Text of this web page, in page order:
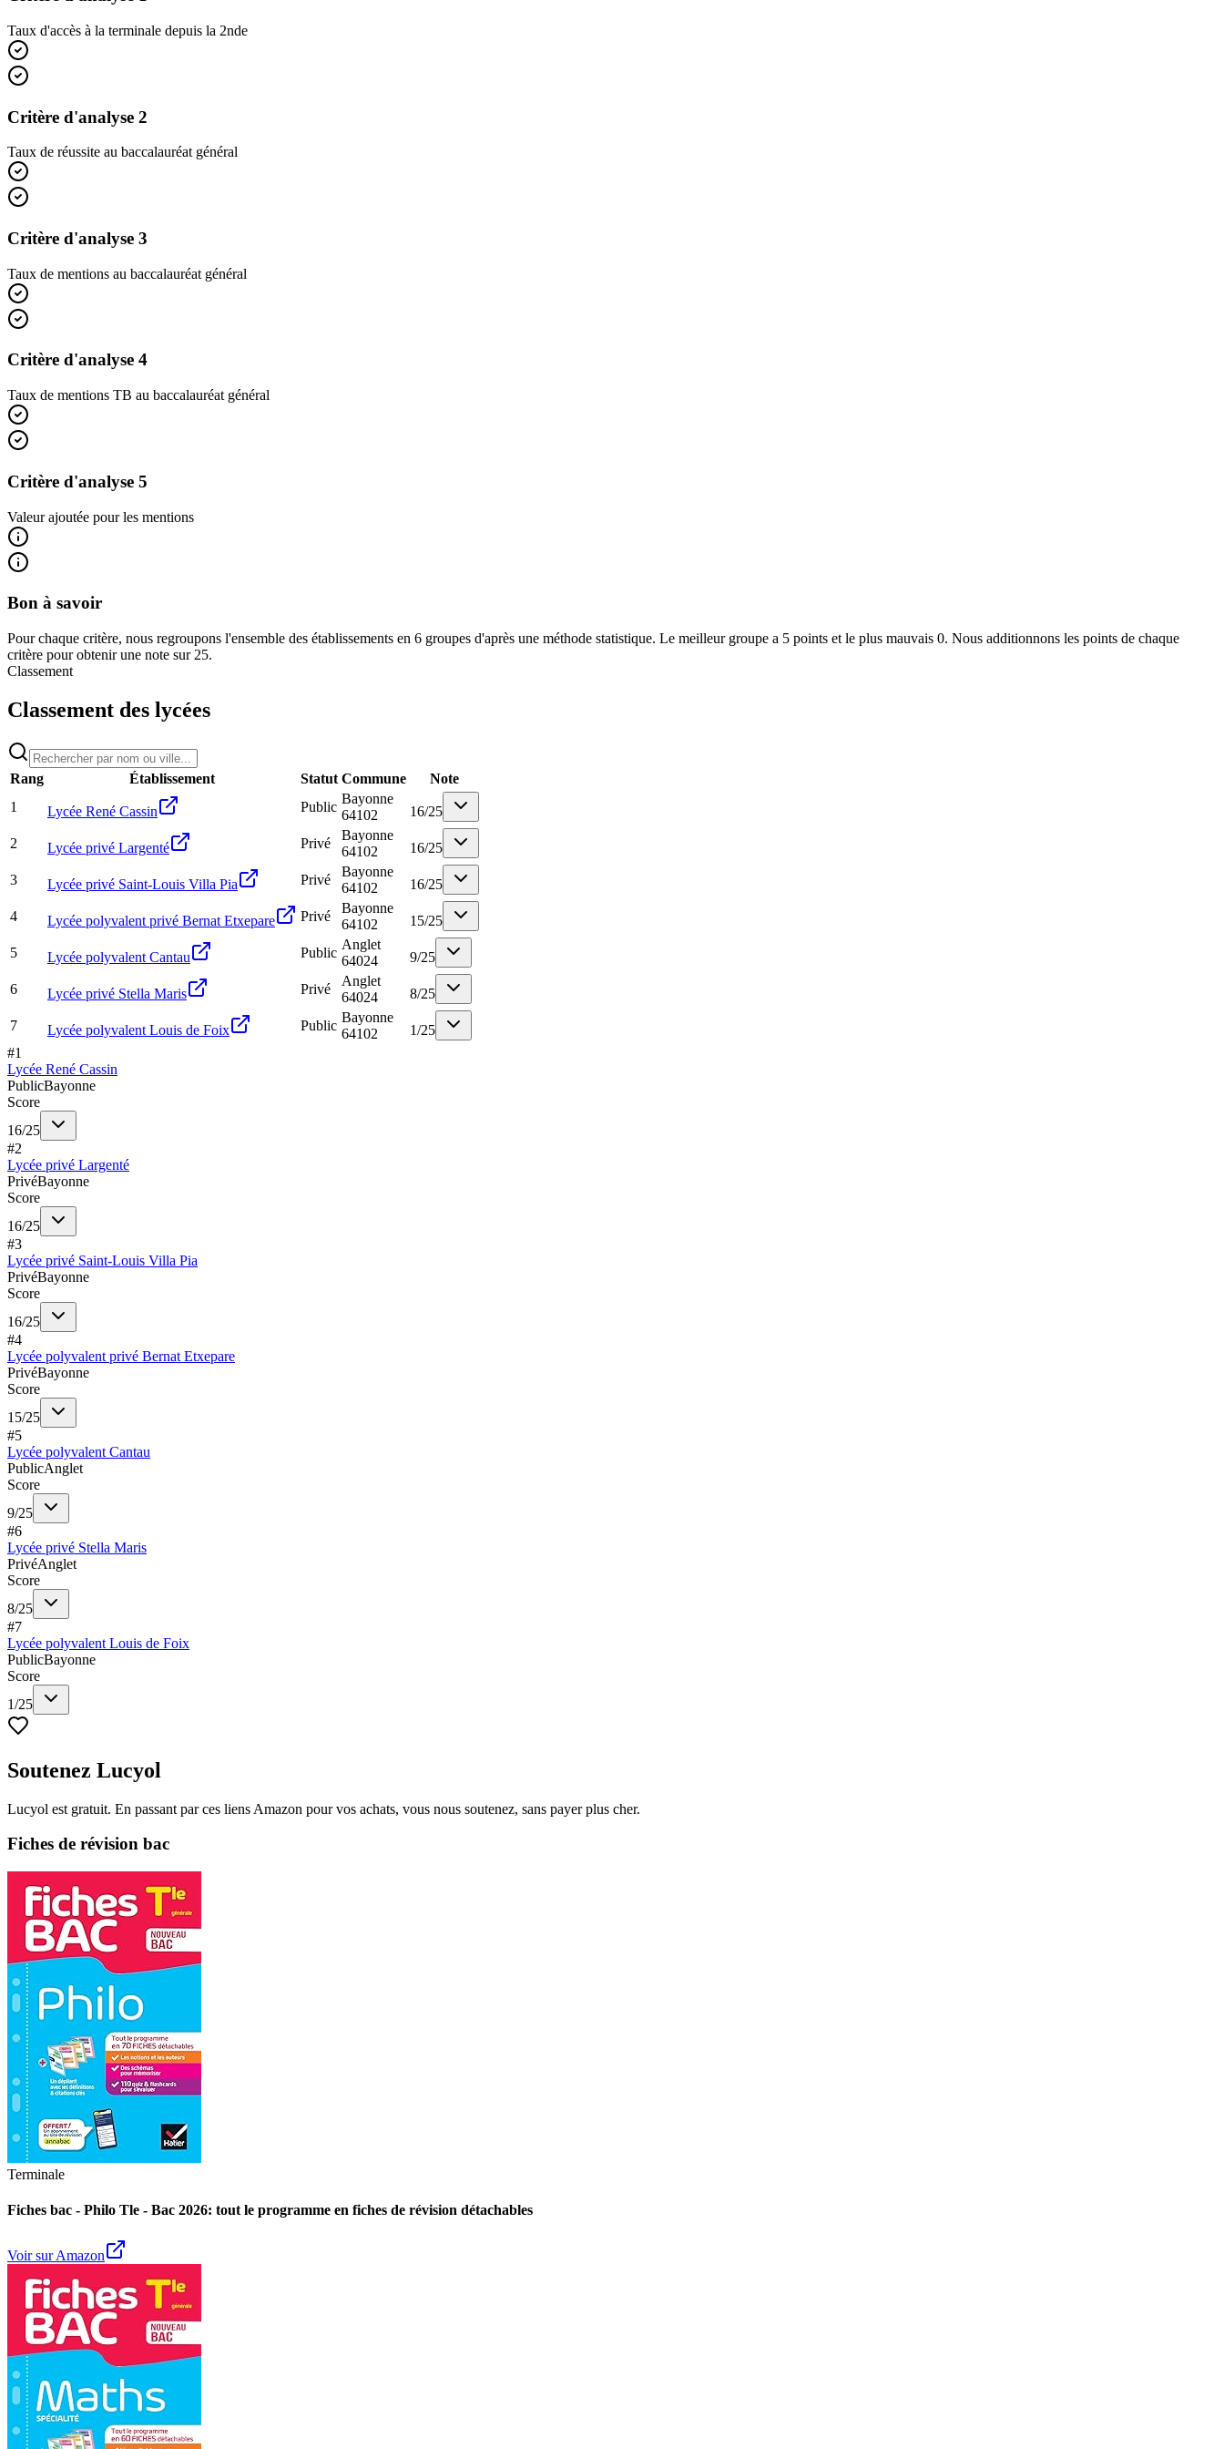
Taux d'accès à la terminale depuis la 2nde
Critère d'analyse 2
Taux de réussite au baccalauréat général
Critère d'analyse 3
Taux de mentions au baccalauréat général
Critère d'analyse 4
Taux de mentions TB au baccalauréat général
Critère d'analyse 5
Valeur ajoutée pour les mentions
Bon à savoir
Pour chaque critère, nous regroupons l'ensemble des établissements en 6 groupes d'après une méthode statistique. Le meilleur groupe a 5 points et le plus mauvais 0. Nous additionnons les points de chaque
critère pour obtenir une note sur 25.
Classement
Classement des lycées
Rang Établissement Statut Commune
Note
1
Lycée René Cassin Public
Bayonne
64102
16/25
2 Lycée privé Largenté Privé
Bayonne
64102
16/25
3 Lycée privé Saint-Louis Villa Pia Privé
Bayonne
64102
16/25
4 Lycée polyvalent privé Bernat Etxepare Privé
Bayonne
64102
15/25
5 Lycée polyvalent Cantau Public
Anglet
64024
9/25
6 Lycée privé Stella Maris Privé
Anglet
64024
8/25
7 Lycée polyvalent Louis de Foix Public
Bayonne
64102
1/25
#1
Lycée René Cassin
PublicBayonne
Score
16/25
#2
Lycée privé Largenté
PrivéBayonne
Score
16/25
#3
Lycée privé Saint-Louis Villa Pia
PrivéBayonne
Score
16/25
#4
Lycée polyvalent privé Bernat Etxepare
PrivéBayonne
Score
15/25
#5
Lycée polyvalent Cantau
PublicAnglet
Score
9/25
#6
Lycée privé Stella Maris
PrivéAnglet
Score
8/25
#7
Lycée polyvalent Louis de Foix
PublicBayonne
Score
1/25
Soutenez Lucyol
Lucyol est gratuit. En passant par ces liens Amazon pour vos achats, vous nous soutenez, sans payer plus cher.
Fiches de révision bac
Terminale
Fiches bac - Philo Tle - Bac 2026: tout le programme en fiches de révision détachables
Voir sur Amazon